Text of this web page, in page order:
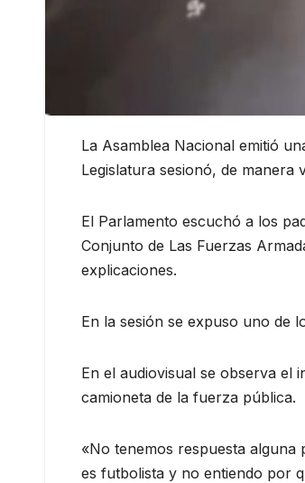
La Asamblea Nacional emitió
Legislatura sesionó, de
El Parlamento escuchó a los
Conjunto de Las Fuerzas
explicaciones.
En la sesión se expuso uno de
En el audiovisual se observa el
camioneta de la fuerza pública.
«No tenemos respuesta
es futbolista y no entiendo por